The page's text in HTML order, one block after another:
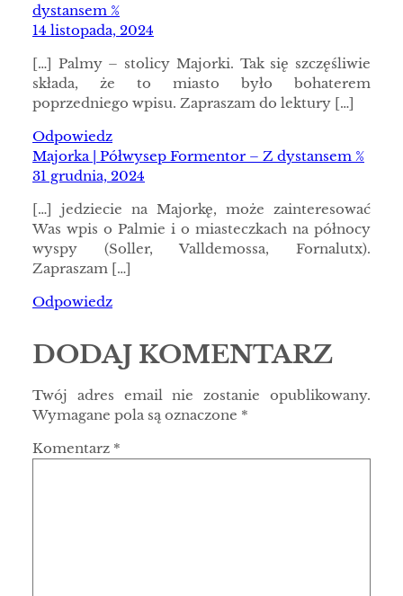
dystansem %
14 listopada, 2024
[…] Palmy – stolicy Majorki. Tak się szczęśliwie
składa, że to miasto było bohaterem
poprzedniego wpisu. Zapraszam do lektury […]
Odpowiedz
Majorka | Półwysep Formentor – Z dystansem %
31 grudnia, 2024
[…] jedziecie na Majorkę, może zainteresować
Was wpis o Palmie i o miasteczkach na północy
wyspy (Soller, Valldemossa, Fornalutx).
Zapraszam […]
Odpowiedz
DODAJ KOMENTARZ
Twój adres email nie zostanie opublikowany.
Wymagane pola są oznaczone *
Komentarz *